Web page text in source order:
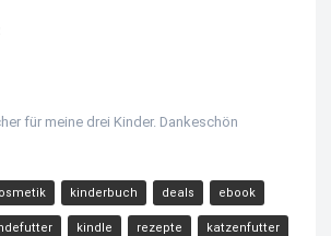
für meine drei Kinder. Dankeschön
kinderbuch deals ebook
kindle rezepte katzenfutter